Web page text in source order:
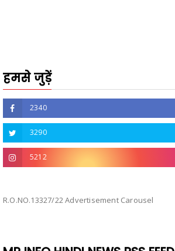
हमसे जुड़ें
2340
3290
5212
R.O.NO.13327/22 Advertisement Carousel